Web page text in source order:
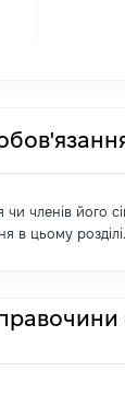
членів його
в цьому розділі.